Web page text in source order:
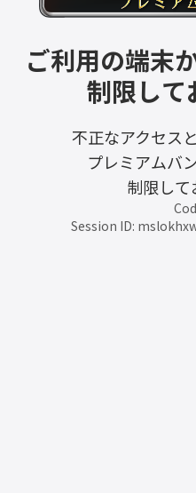
ご利用の端末
制限して
不正なアクセス
プレミアムバ
制限して
Session ID: